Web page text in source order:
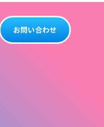
お問い合わせ